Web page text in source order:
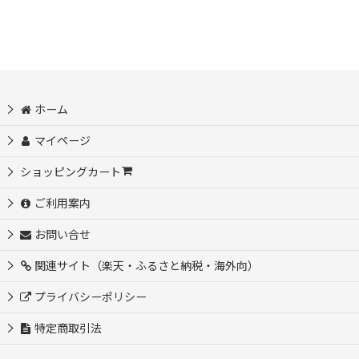
ホーム
マイページ
ショッピングカート
ご利用案内
お問い合せ
関連サイト（楽天・ふるさと納税・海外向）
プライバシーポリシー
特定商取引法